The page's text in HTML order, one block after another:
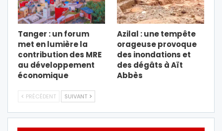
Tanger : un forum
met en lumière la
contribution des MRE
au développement
économique
Azilal : une tempête
orageuse provoque
des inondations et
des dégâts à Aït
Abbès
PRÉCÉDENT SUIVANT